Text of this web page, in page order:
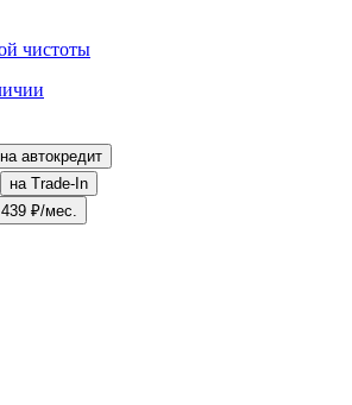
чистоты
на автокредит
на Trade-In
₽/мес.